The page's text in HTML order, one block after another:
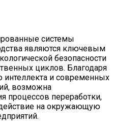
системы
являются ключевым
безопасности
циклов. Благодаря
интеллекта и современных
возможна
процессов переработки,
на окружающую